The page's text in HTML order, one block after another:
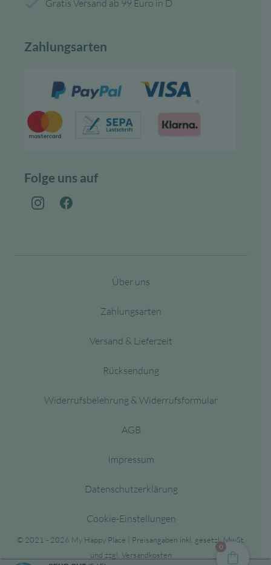
Gratis Versand ab 99 Euro in D
Zahlungsarten
Folge uns auf
Über uns
Zahlungsarten
Versand & Lieferzeit
Rücksendung
Widerrufsbelehrung & Widerrufsformular
AGB
Impressum
Datenschutzerklärung
Cookie-Einstellungen
© 2021 - 2026 My Happy Place | Preisangaben inkl. gesetzl. MwSt.
und zzgl. Versandkosten
0